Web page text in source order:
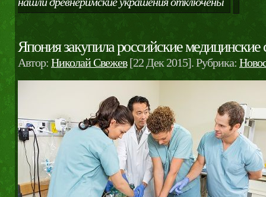
Япония закупила российские медицинские
Автор: Николай Свежев[22 Дек 2015]. Рубрика: